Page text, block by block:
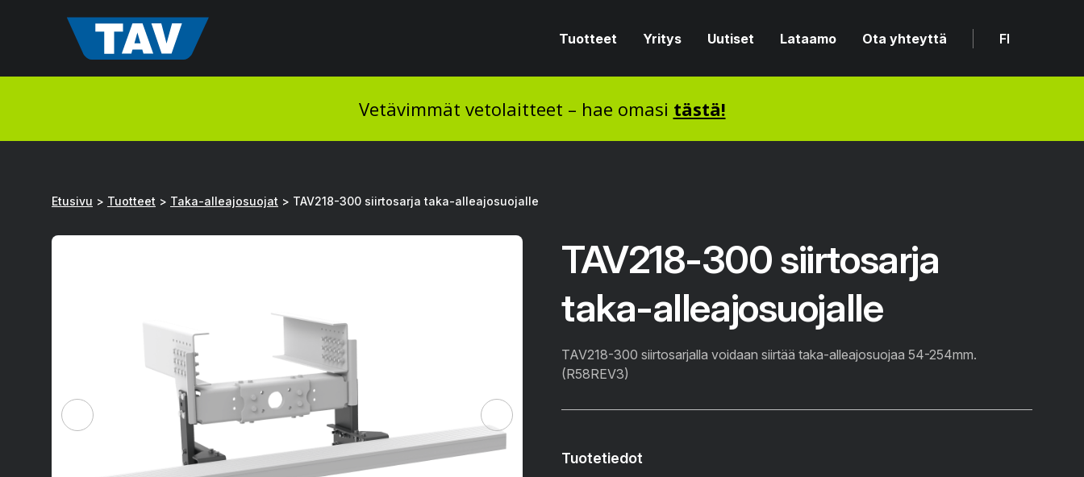
Tuotteet Yritys Uutiset Lataamo Ota yhteyttä FI
Vetävimmät vetolaitteet – hae omasi tästä!
Etusivu > Tuotteet > Taka-alleajosuojat > TAV218-300 siirtosarja taka-alleajosuojalle
TAV218-300 siirtosarja
taka-alleajosuojalle
TAV218-300 siirtosarjalla voidaan siirtää taka-alleajosuojaa 54-254mm.
(R58REV3)
Tuotetiedot